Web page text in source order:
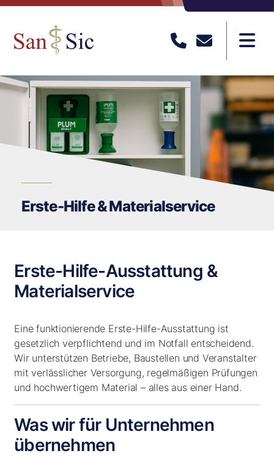
Zum Hauptinhalt springen
Erste-Hilfe & Materialservice
Erste-Hilfe-Ausstattung &
Materialservice
Eine funktionierende Erste-Hilfe-Ausstattung ist
gesetzlich verpflichtend und im Notfall entscheidend.
Wir unterstützen Betriebe, Baustellen und Veranstalter
mit verlässlicher Versorgung, regelmäßigen Prüfungen
und hochwertigem Material – alles aus einer Hand.
Was wir für Unternehmen
übernehmen